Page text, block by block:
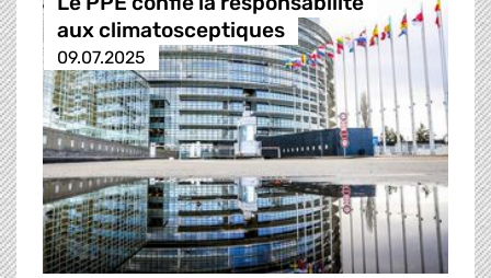
aux climatosceptiques
09.07.2025